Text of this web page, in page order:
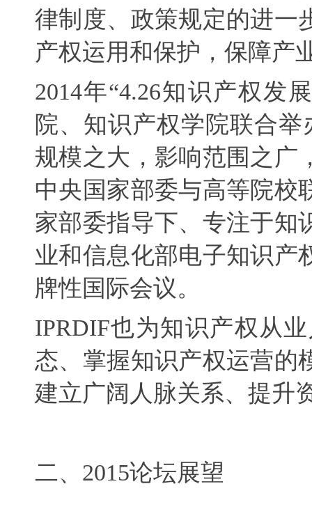
律制度、政策规定的进一
产权运用和保护，保障产
2014年“4.26知识产权发
院、知识产权学院联合举
规模之大，影响范围之广
中央国家部委与高等院校
家部委指导下、专注于知
业和信息化部电子知识产
牌性国际会议。
IPRDIF也为知识产权从
态、掌握知识产权运营的
建立广阔人脉关系、提升
二、 2015论坛展望